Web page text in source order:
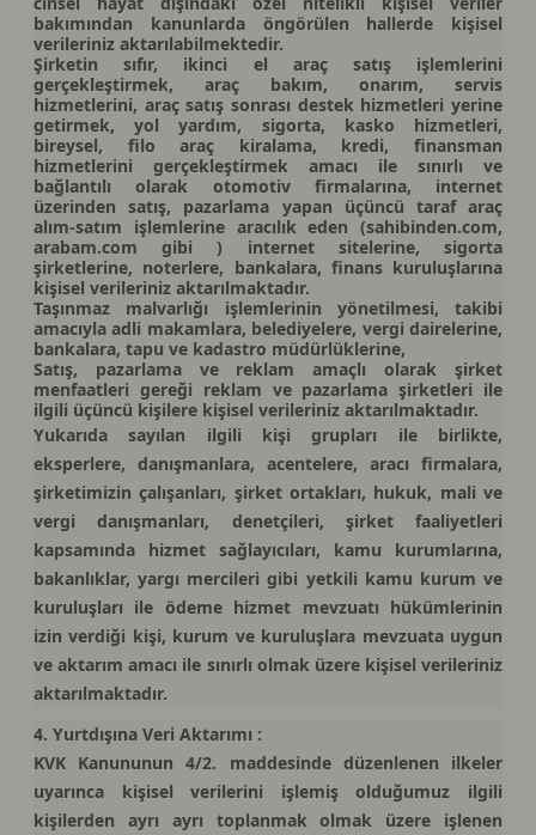
bakımından kanunlarda öngörülen hallerde kişisel
verileriniz aktarılabilmektedir.
Şirketin sıfır, ikinci el araç satış işlemlerini
gerçekleştirmek, araç bakım, onarım, servis
hizmetlerini, araç satış sonrası destek hizmetleri yerine
getirmek, yol yardım, sigorta, kasko hizmetleri,
bireysel, filo araç kiralama, kredi, finansman
hizmetlerini gerçekleştirmek amacı ile sınırlı ve
bağlantılı olarak otomotiv firmalarına, internet
üzerinden satış, pazarlama yapan üçüncü taraf araç
alım-satım işlemlerine aracılık eden (sahibinden.com,
arabam.com gibi ) internet sitelerine, sigorta
şirketlerine, noterlere, bankalara, finans kuruluşlarına
kişisel verileriniz aktarılmaktadır.
Taşınmaz malvarlığı işlemlerinin yönetilmesi, takibi
amacıyla adli makamlara, belediyelere, vergi dairelerine,
bankalara, tapu ve kadastro müdürlüklerine,
Satış, pazarlama ve reklam amaçlı olarak şirket
menfaatleri gereği reklam ve pazarlama şirketleri ile
ilgili üçüncü kişilere kişisel verileriniz aktarılmaktadır.
Yukarıda sayılan ilgili kişi grupları ile birlikte,
eksperlere, danışmanlara, acentelere, aracı firmalara,
şirketimizin çalışanları, şirket ortakları, hukuk, mali ve
vergi danışmanları, denetçileri, şirket faaliyetleri
kapsamında hizmet sağlayıcıları, kamu kurumlarına,
bakanlıklar, yargı mercileri gibi yetkili kamu kurum ve
kuruluşları ile ödeme hizmet mevzuatı hükümlerinin
izin verdiği kişi, kurum ve kuruluşlara mevzuata uygun
ve aktarım amacı ile sınırlı olmak üzere kişisel verileriniz
aktarılmaktadır.
4. Yurtdışına Veri Aktarımı :
KVK Kanununun 4/2. maddesinde düzenlenen ilkeler
uyarınca kişisel verilerini işlemiş olduğumuz ilgili
kişilerden ayrı ayrı toplanmak olmak üzere işlenen